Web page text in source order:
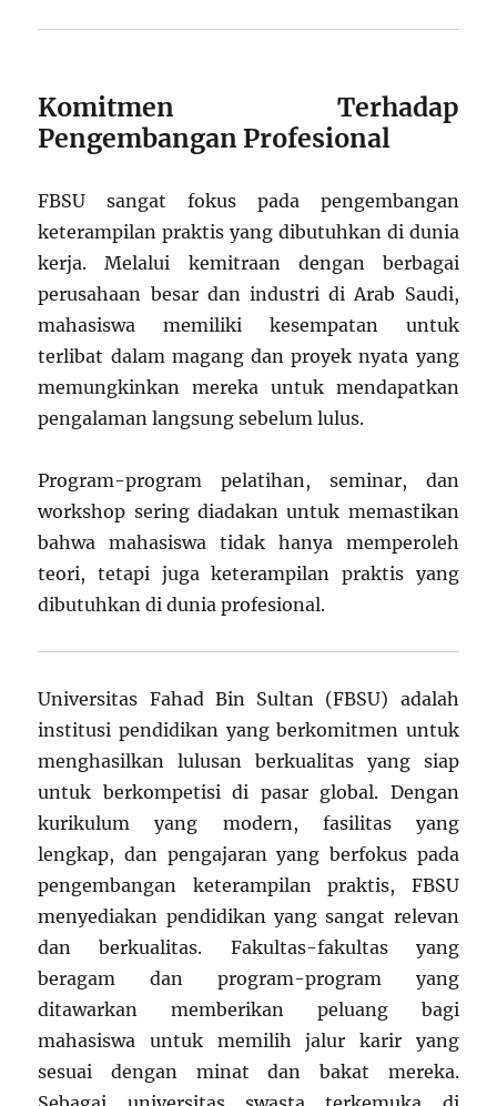
Komitmen Terhadap
Pengembangan Profesional
FBSU sangat fokus pada pengembangan
keterampilan praktis yang dibutuhkan di dunia
kerja. Melalui kemitraan dengan berbagai
perusahaan besar dan industri di Arab Saudi,
mahasiswa memiliki kesempatan untuk
terlibat dalam magang dan proyek nyata yang
memungkinkan mereka untuk mendapatkan
pengalaman langsung sebelum lulus.
Program-program pelatihan, seminar, dan
workshop sering diadakan untuk memastikan
bahwa mahasiswa tidak hanya memperoleh
teori, tetapi juga keterampilan praktis yang
dibutuhkan di dunia profesional.
Universitas Fahad Bin Sultan (FBSU) adalah
institusi pendidikan yang berkomitmen untuk
menghasilkan lulusan berkualitas yang siap
untuk berkompetisi di pasar global. Dengan
kurikulum yang modern, fasilitas yang
lengkap, dan pengajaran yang berfokus pada
pengembangan keterampilan praktis, FBSU
menyediakan pendidikan yang sangat relevan
dan berkualitas. Fakultas-fakultas yang
beragam dan program-program yang
ditawarkan memberikan peluang bagi
mahasiswa untuk memilih jalur karir yang
sesuai dengan minat dan bakat mereka.